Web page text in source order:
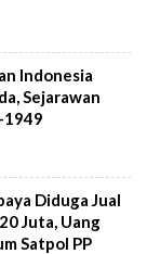
Indonesia
Sejarawan
1949
Diduga Jual
Juta, Uang
Satpol PP